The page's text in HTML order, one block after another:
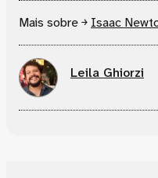
Mais sobre ￫ Isaac
Leila Ghiorzi